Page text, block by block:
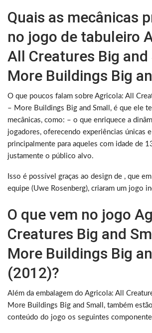
Quais as mecânicas
no jogo de tabuleiro
All Creatures Big
More Buildings Big
O que poucos falam sobre Agricola: All
– More Buildings Big and Small, é que ele
mecânicas, como: – o que enriquece a
jogadores, oferecendo experiências únicas
principalmente para aqueles com idade de
justamente o público alvo.
Isso é possível graças ao design de , que
equipe (Uwe Rosenberg), criaram um jogo
O que vem no jogo
Creatures Big and
More Buildings Big
(2012)?
Além da embalagem do Agricola: All
More Buildings Big and Small, também
conteúdo do jogo os seguintes